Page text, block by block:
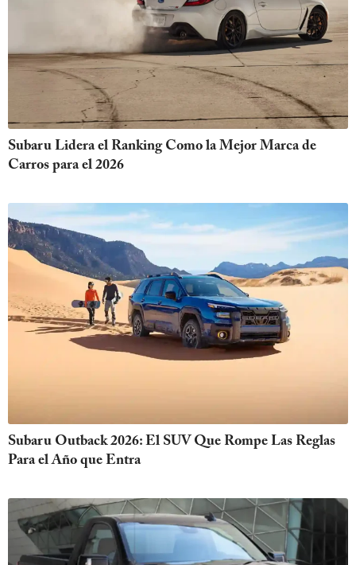
Subaru Lidera el Ranking Como la Mejor Marca de
Carros para el 2026
Subaru Outback 2026: El SUV Que Rompe Las Reglas
Para el Año que Entra